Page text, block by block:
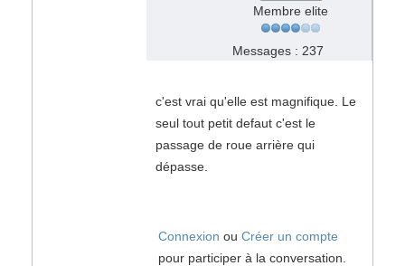
Membre elite
Messages : 237
c'est vrai qu'elle est magnifique. Le
seul tout petit defaut c'est le
passage de roue arrière qui
dépasse.
Connexion ou Créer un compte
pour participer à la conversation.